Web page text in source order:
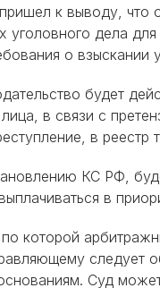
к выводу,
уголовного дела
о
будет
в связи с
в реестр
КС РФ,
в
которой
следует
Суд